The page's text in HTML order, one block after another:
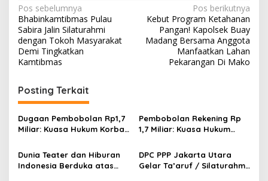
l
s
e
N
a
v
i
a
s
i
o
Pos sebelumnya
Bhabinkamtibmas Pulau
Sabira Jalin Silaturahmi
dengan Tokoh Masyarakat
Demi Tingkatkan
Kamtibmas
Pos berikutnya
Kebut Program Ketahanan
Pangan! Kapolsek Buay
Madang Bersama Anggota
Manfaatkan Lahan
Pekarangan Di Mako
Posting Terkait
Dugaan Pembobolan Rp1,7
Miliar: Kuasa Hukum Korban
Keterlibatan Internal Bank
Aladin Syariah
Pembobolan Rekening Rp
1,7 Miliar: Kuasa Hukum
Pihak Internal Bank Aladin
Syariah
Dunia Teater dan Hiburan
Indonesia Berduka atas
DPC PPP Jakarta Utara
Gelar Ta’aruf / Silaturahmi